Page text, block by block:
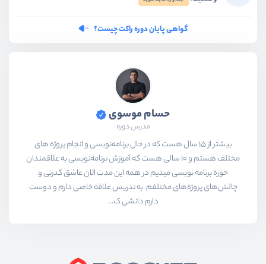
گواهی پایان دوره راکت چیست؟
حسام موسوی
مدرس دوره
بیشتر از ۱۵ سال هست که در حال برنامه‌نویسی و انجام پروژه های
مختلف هستم و ۱۰ سالی هست که آموزش برنامه‌نویسی به علاقمندان
حوزه برنامه نویسی میدیم در همه این مدت الان عاشق کدزنی و
چالش‌های پروژه‌های مختلفم. به تدریس علاقه خاصی دارم و دوست
دارم دانشی ک...